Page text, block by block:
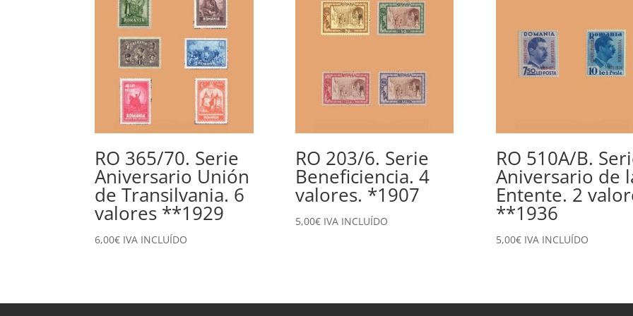
RO 365/70. Serie
Aniversario Unión
de Transilvania. 6
valores **1929
6,00€ IVA INCLUÍDO
RO 203/6. Serie
Beneficiencia. 4
valores. *1907
5,00€ IVA INCLUÍDO
RO 510A/B.
Aniversario de
Entente. 2
**1936
5,00€ IVA INCLUÍDO